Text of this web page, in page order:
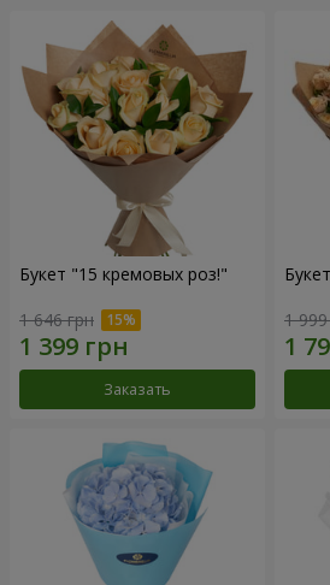
Букет "15 кремовых роз!"
1 646 грн
Заказать
1